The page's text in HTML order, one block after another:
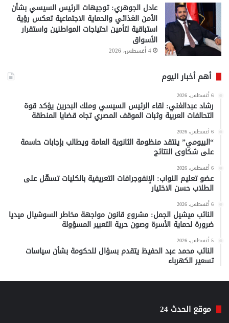
عادل الجوهري: توجيهات الرئيس السيسي بشأن
الأمن الغذائي والحماية الاجتماعية تعكس رؤية
استباقية لتأمين احتياجات المواطنين واستقرار
الأسواق
4 أغسطس، 2026
أهم أخبار اليوم
6 أغسطس، 2026
رشاد عبدالغني: لقاء الرئيس السيسي وملك البحرين يؤكد قوة
التحالفات العربية وثبات الموقف المصري تجاه قضايا المنطقة
6 أغسطس، 2026
“البيومي” ينتقد منظومة الثانوية العامة ويطالب بإجابات حاسمة
على شكاوى النتائج
6 أغسطس، 2026
عضو تعليم النواب: الإنفوجرافات التعريفية بالكليات تسهّل على
الطلاب حسن الاختيار
6 أغسطس، 2026
النائب ميشيل الجمل: مشروع قانون مواجهة مخاطر السوشيال ميديا
ضرورة لحماية الأسرة وصون حرية التعبير المسؤولة
5 أغسطس، 2026
النائب محمد عبد الحفيظ يتقدم بسؤال للحكومة بشأن سياسات
تسعير الكهرباء
موقع الحدث 24